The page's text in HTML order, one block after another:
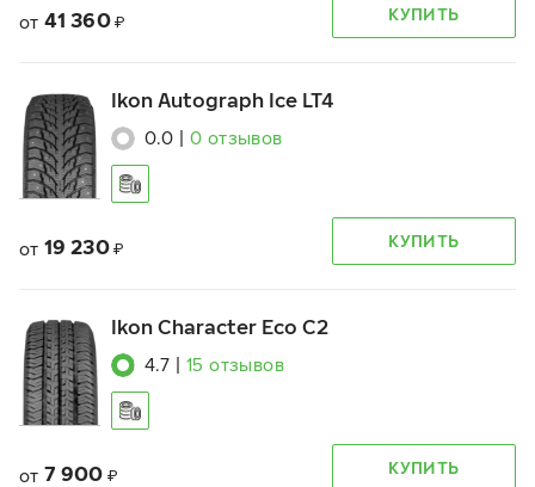
от 41 360 ₽ КУПИТЬ
Ikon Autograph Ice LT4
0.0 0 отзывов
от 19 230 ₽ КУПИТЬ
Ikon Character Eco C2
4.7 15 отзывов
от 7 900 ₽ КУПИТЬ